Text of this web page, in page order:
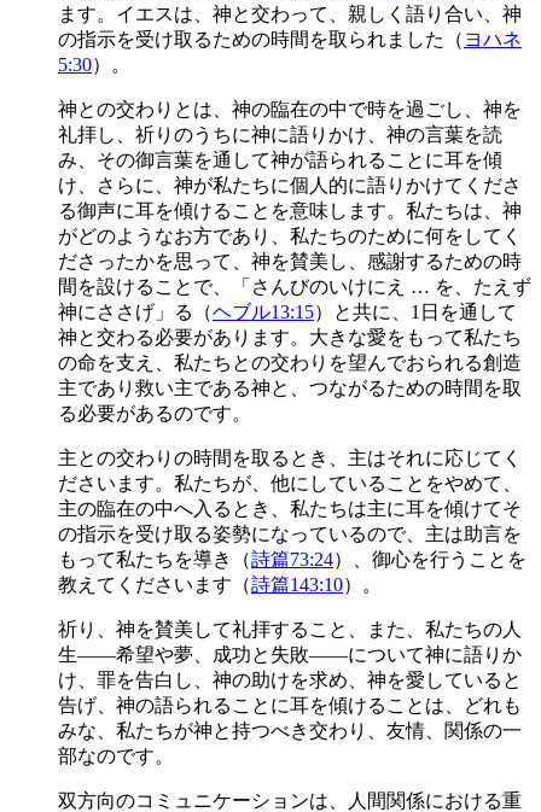
ます。イエスは、神と交わって、親しく語り合い、神
の指示を受け取るための時間を取られました（ ヨハネ
5:30）。
神との交わりとは、神の臨在の中で時を過ごし、神を
礼拝し、祈りのうちに神に語りかけ、神の言葉を読
み、その御言葉を通して神が語られることに耳を傾
け、さらに、神が私たちに個人的に語りかけてくださ
る御声に耳を傾けることを意味します。私たちは、神
がどのようなお方であり、私たちのために何をしてく
ださったかを思って、神を賛美し、感謝するための時
間を設けることで、「さんびのいけにえ … を、たえず
神にささげ」る（ヘブル13:15）と共に、1日を通して
神と交わる必要があります。大きな愛をもって私たち
の命を支え、私たちとの交わりを望んでおられる創造
主であり救い主である神と、つながるための時間を取
る必要があるのです。
主との交わりの時間を取るとき、主はそれに応じてく
ださいます。私たちが、他にしていることをやめて、
主の臨在の中へ入るとき、私たちは主に耳を傾けてそ
の指示を受け取る姿勢になっているので、主は助言を
もって私たちを導き（詩篇73:24）、御心を行うことを
教えてくださいます（詩篇143:10）。
祈り、神を賛美して礼拝すること、また、私たちの人
生——希望や夢、成功と失敗——について神に語りか
け、罪を告白し、神の助けを求め、神を愛していると
告げ、神の語られることに耳を傾けることは、どれも
みな、私たちが神と持つべき交わり、友情、関係の一
部なのです。
双方向のコミュニケーションは、人間関係における重